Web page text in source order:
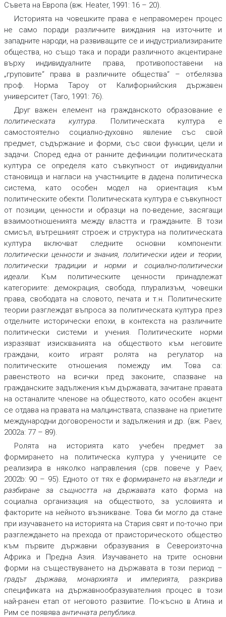
Съвета на Европа (вж. Heater, 1991: 16 – 20).
Историята на човешките права е неправомерен процес
не само поради различните виждания на източните и
западните народи, на развиващите се и индустриализираните
общества, но също така и поради различното акцентиране
върху индивидуалните права, противопоставени на
„груповите“ права в различните общества“ – отбелязва
проф. Норма Тароу от Калифорнийския държавен
университет (Taro, 1991: 76).
Друг важен елемент на гражданското образование е
политическата култура . Политическата култура е
самостоятелно социално-духовно явление със свой
предмет, съдържание и форми, със свои функции, цели и
задачи. Според една от ранните дефиниции политическата
култура се определя като съвкупност от индивидуални
становища и нагласи на участниците в дадена политическа
система, като особен модел на ориентация към
политическите обекти. Политическата култура е съвкупност
от позиции, ценности и образци на по-ведение, засягащи
взаимоотношенията между властта и гражданите. В този
смисъл, вътрешният строеж и структура на политическата
култура включват следните основни компоненти:
политически ценности и знания, политически идеи и теории,
политически традиции и норми и социално-политически
идеали. Към политическите ценности принадлежат
категориите: демокрация, свобода, плурализъм, човешки
права, свободата на словото, печата и т.н. Политическите
теории разглеждат въпроса за политическата култура през
отделните исторически епохи, в контекста на различните
политически системи и учения. Политическите норми
изразяват изискванията на обществото към неговите
граждани, които играят ролята на регулатор на
политическите отношения помежду им. Това са:
равенството на всички пред законите, спазване на
гражданските задължения към държавата, зачитане правата
на останалите членове на обществото, като особен акцент
се отдава на правата на малцинствата, спазване на приетите
международни договорености и задължения и др. (вж. Paev,
2002a: 77 – 89).
Ролята на историята като учебен предмет за
формирането на политическа култура у учениците се
реализира в няколко направления (срв. повече у Paev,
2002b: 90 – 95). Едното от тях еформирането на възгледи и
разбиране за същността на държавата като форма на
социална организация на обществото, за условията и
факторите на нейното възникване. Това би могло да стане
при изучаването на историята на Стария свят и по-точно при
разглеждането на прехода от праисторическото общество
към първите държавни образувания в Североизточна
Африка и Предна Азия. Изучаването на трите основни
форми на съществуването на държавата в този период –
градът държава, монархията и империята
разкрива
спецификата на държавнообразувателния процес в този
най-ранен етап от неговото развитие. По-късно в Атина и
Рим се появява античната република